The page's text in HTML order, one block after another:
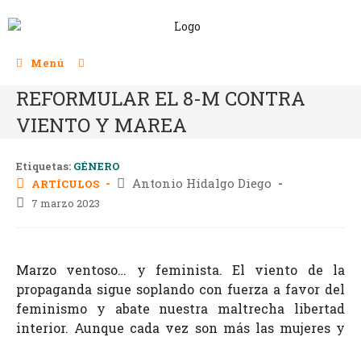
Menú
REFORMULAR EL 8-M CONTRA
VIENTO Y MAREA
Etiquetas: GÉNERO
ARTÍCULOS
Antonio Hidalgo Diego
7 marzo 2023
Marzo ventoso… y feminista. El viento de la
propaganda sigue soplando con fuerza a favor del
feminismo y abate nuestra maltrecha libertad
interior. Aunque cada vez son más las mujeres y